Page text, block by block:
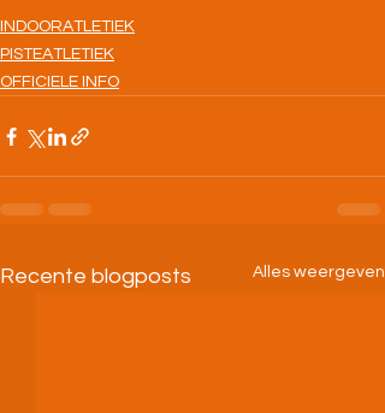
INDOORATLETIEK
PISTEATLETIEK
OFFICIELE INFO
Recente blogposts Alles weergeven